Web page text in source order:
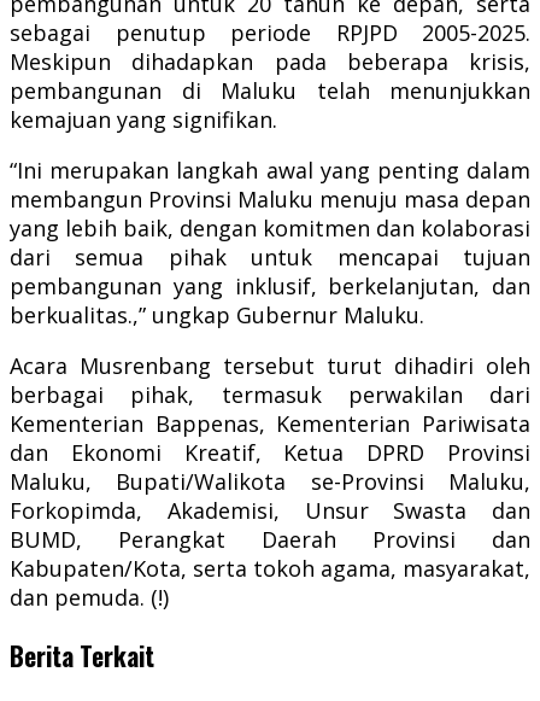
sebagai penutup periode RPJPD 2005-2025.
Meskipun dihadapkan pada beberapa krisis,
pembangunan di Maluku telah menunjukkan
kemajuan yang signifikan.
“Ini merupakan langkah awal yang penting dalam
membangun Provinsi Maluku menuju masa depan
yang lebih baik, dengan komitmen dan kolaborasi
dari semua pihak untuk mencapai tujuan
pembangunan yang inklusif, berkelanjutan, dan
berkualitas.,” ungkap Gubernur Maluku.
Acara Musrenbang tersebut turut dihadiri oleh
berbagai pihak, termasuk perwakilan dari
Kementerian Bappenas, Kementerian Pariwisata
dan Ekonomi Kreatif, Ketua DPRD Provinsi
Maluku, Bupati/Walikota se-Provinsi Maluku,
Forkopimda, Akademisi, Unsur Swasta dan
BUMD, Perangkat Daerah Provinsi dan
Kabupaten/Kota, serta tokoh agama, masyarakat,
dan pemuda. (!)
Berita Terkait